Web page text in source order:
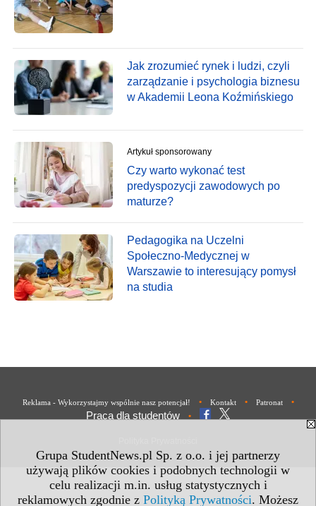
Grupa StudentNews.pl Sp. z o.o. i jej partnerzy
używają plików cookies i podobnych technologii w
celu realizacji m.in. usług statystycznych i
reklamowych zgodnie z Polityką Prywatności. Możesz
Jak zrozumieć rynek i ludzi, czyli
zarządzanie i psychologia biznesu
w Akademii Leona Koźmińskiego
Artykuł sponsorowany
Czy warto wykonać test
predyspozycji zawodowych po
maturze?
Pedagogika na Uczelni
Społeczno-Medycznej w
Warszawie to interesujący pomysł
na studia
Reklama - Wykorzystajmy wspólnie nasz potencjał! • Kontakt • Patronat •
Praca dla studentów •